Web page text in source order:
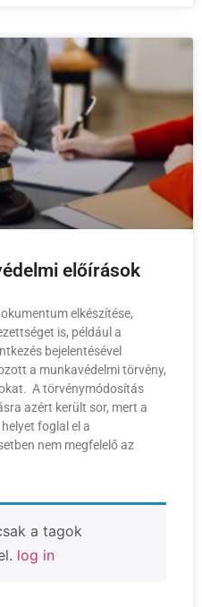
előírások
elkészítése,
is, például a
bejelentésével
a munkavédelmi törvény,
A törvénymódosítás
azért került sor, mert a
foglal el a
nem megfelelő az
a tagok
log in